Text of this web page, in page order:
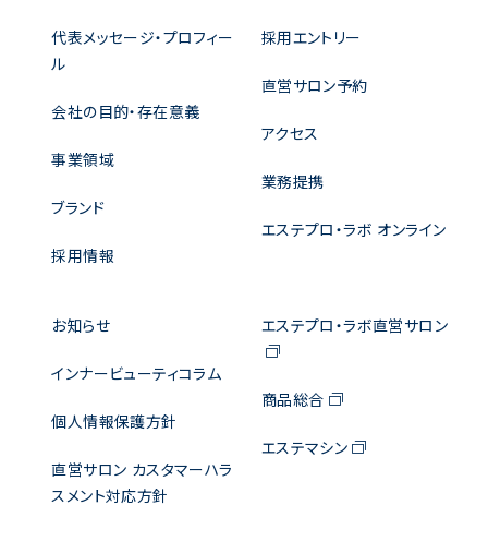
代表メッセージ・プロフィー
ル
会社の目的・存在意義
事業領域
ブランド
採用情報
採用エントリー
直営サロン予約
アクセス
業務提携
エステプロ・ラボ オンライン
お知らせ
インナービューティコラム
個人情報保護方針
直営サロン カスタマーハラ
スメント対応方針
エステプロ・ラボ直営サロン
商品総合
エステマシン